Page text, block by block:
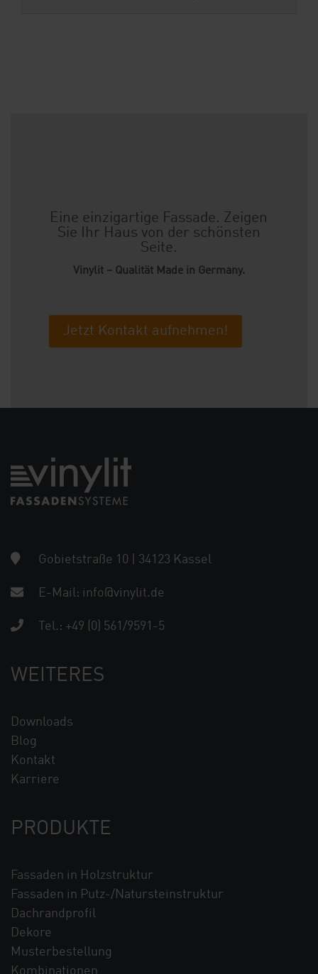
Eine einzigartige Fassade. Zeigen
Sie Ihr Haus von der schönsten
Seite.
Vinylit – Qualität Made in Germany.
Jetzt Kontakt aufnehmen!
Gobietstraße 10 | 34123 Kassel
E-Mail: info@vinylit.de
Tel.: +49 (0) 561/9591-5
PRODUKTE
Fassaden in Holzstruktur
Fassaden in Putz-/Natursteinstruktur
Dachrandprofil
Dekore
Musterbestellung
Kombinationen
WEITERES
Downloads
Blog
Kontakt
Karriere